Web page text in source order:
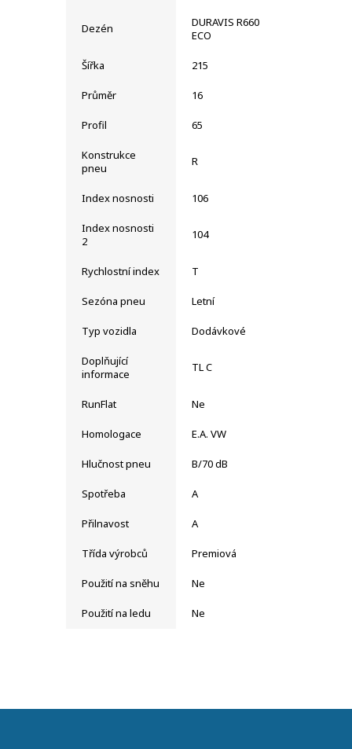
Dezén
DURAVIS R660
ECO
Šířka 215
Průměr 16
Profil 65
Konstrukce
pneu
R
Index nosnosti 106
Index nosnosti
2
104
Rychlostní index T
Sezóna pneu Letní
Typ vozidla Dodávkové
Doplňující
informace
TL C
RunFlat Ne
Homologace E.A. VW
Hlučnost pneu B/70 dB
Spotřeba A
Přilnavost A
Třída výrobců Premiová
Použití na sněhu Ne
Použití na ledu Ne